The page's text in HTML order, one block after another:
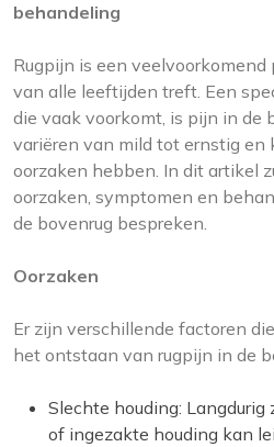
behandeling
Rugpijn is een
van alle leeftijden treft. Een
die vaak voorkomt, is pijn in de
variëren van mild tot ernstig en
oorzaken hebben. In dit artikel
oorzaken, symptomen en
de bovenrug bespreken.
Oorzaken
Er zijn verschillende factoren
het ontstaan van rugpijn in de
Slechte houding:
of ingezakte houding kan